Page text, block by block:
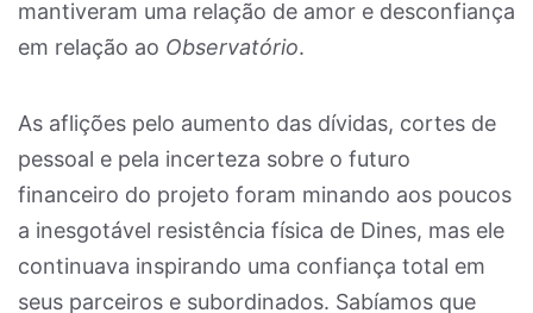
mantiveram uma relação de amor e desconfiança
em relação ao Observatório.
As aflições pelo aumento das dívidas, cortes de
pessoal e pela incerteza sobre o futuro
financeiro do projeto foram minando aos poucos
a inesgotável resistência física de Dines, mas ele
continuava inspirando uma confiança total em
seus parceiros e subordinados. Sabíamos que